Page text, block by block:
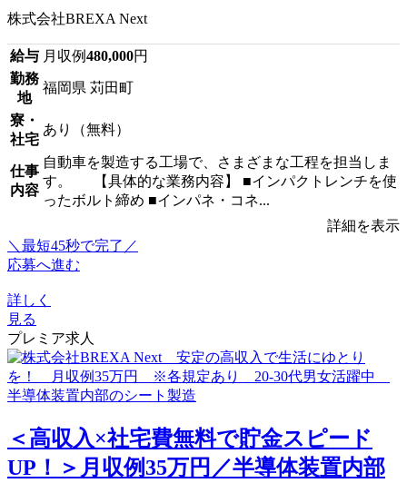
株式会社BREXA Next
給与 月収例480,000円
勤務
地
福岡県 苅田町
寮・
社宅
あり（無料）
仕事
内容
自動車を製造する工場で、さまざまな工程を担当しま
す。 【具体的な業務内容】 ■インパクトレンチを使
ったボルト締め ■インパネ・コネ...
詳細を表示
＼最短45秒で完了／
応募へ進む
詳しく
見る
プレミア求人
＜高収入×社宅費無料で貯金スピード
UP！＞月収例35万円／半導体装置内部